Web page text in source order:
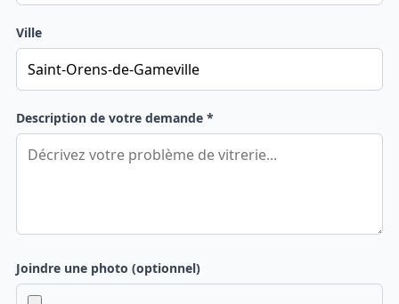
Ville
Description de votre demande *
Joindre une photo (optionnel)